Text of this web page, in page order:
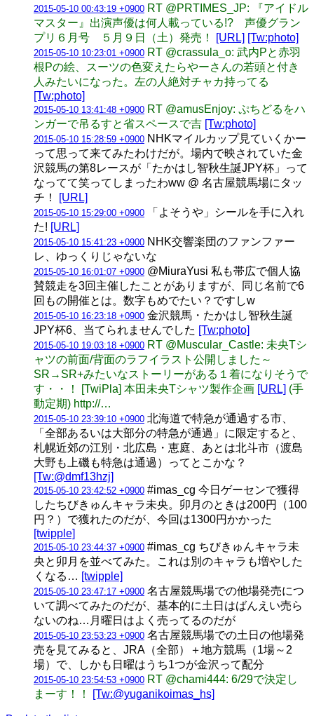
2015-05-10 00:43:19 +0900 RT @PRTIMES_JP: 『アイドル
マスター』出演声優は何人載っている!? 声優グラン
プリ６月号 ５月９日（土）発売！
[URL] [Tw:photo]
2015-05-10 10:23:01 +0900 RT @crassula_o: 武内Pと赤羽
根Pの絵、スーツの色変えたらやーさんの若頭と付き
人みたいになった。左の人絶対チャカ持ってる
[Tw:photo]
2015-05-10 13:41:48 +0900 RT @amusEnjoy: ぷちどるをハ
ンガーで吊るすと省スペースで吉 [Tw:photo]
2015-05-10 15:28:59 +0900 NHKマイルカップ見ていくかー
って思って来てみたわけだが。場内で映されていた金
沢競馬の第8レースが「たかはし智秋生誕JPY杯」って
なってて笑ってしまったわww @ 名古屋競馬場にタッ
チ！
[URL]
2015-05-10 15:29:00 +0900 「よそうや」シールを手に入れ
た! [URL]
2015-05-10 15:41:23 +0900 NHK交響楽団のファンファー
レ、ゆっくりじゃないな
2015-05-10 16:01:07 +0900 @MiuraYusi 私も帯広で個人協
賛競走を3回主催したことがありますが、同じ名前で6
回もの開催とは。数字もめでたい？ですしw
2015-05-10 16:23:18 +0900 金沢競馬・たかはし智秋生誕
JPY杯6、当てられませんでした [Tw:photo]
2015-05-10 19:03:18 +0900 RT @Muscular_Castle: 未央Tシ
ャツの前面/背面のラフイラスト公開しました～
SR→SR+みたいなストーリーがある１着になりそうで
す・・！ [TwiPla] 本田未央Tシャツ製作企画 [URL] (手
動定期) http://…
2015-05-10 23:39:10 +0900 北海道で特急が通過する市、
「全部あるいは大部分の特急が通過」に限定すると、
札幌近郊の江別・北広島・恵庭、あとは北斗市（渡島
大野も上磯も特急は通過）ってとこかな？
[Tw:@dmf13hzj]
2015-05-10 23:42:52 +0900 #imas_cg 今日ゲーセンで獲得
したちびきゅんキャラ未央。卯月のときは200円（100
円？）で獲れたのだが、今回は1300円かかった
[twipple]
2015-05-10 23:44:37 +0900 #imas_cg ちびきゅんキャラ未
央と卯月を並べてみた。これは別のキャラも増やした
くなる… [twipple]
2015-05-10 23:47:17 +0900 名古屋競馬場での他場発売につ
いて調べてみたのだが、基本的に土日はばんえい売ら
ないのね…月曜日はよく売ってるのだが
2015-05-10 23:53:23 +0900 名古屋競馬場での土日の他場発
売を見てみると、JRA（全部）＋地方競馬（1場～2
場）で、しかも日曜はうち1つが金沢って配分
2015-05-10 23:54:53 +0900 RT @chami444: 6/29で決定し
まーす！！
[Tw:@yuganikoimas_hs]